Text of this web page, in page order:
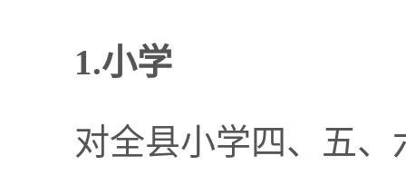
1.小学
对全县小学四、五